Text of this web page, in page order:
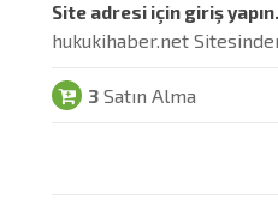
Site adresi için giriş yapın.
hukukihaber.net
3 Satın Alma